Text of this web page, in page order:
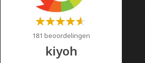
Waardering:
181 beoordelingen
kiyoh